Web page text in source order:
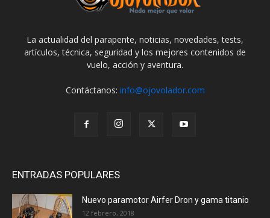
La actualidad del parapente, noticias, novedades, tests,
artículos, técnica, seguridad y los mejores contenidos de
vuelo, acción y aventura.
Contáctanos: info@ojovolador.com
ENTRADAS POPULARES
Nuevo paramotor Airfer Dron y gama titanio
12 febrero, 2018